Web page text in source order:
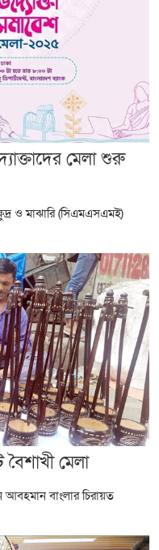
মেলা শুরু
ও মাঝারি (সিএমএসএমই)
মেলা
আবহমান বাংলার চিরায়ত